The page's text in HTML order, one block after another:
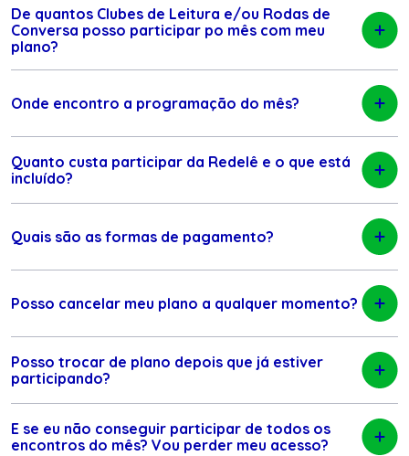
De quantos Clubes de Leitura e/ou Rodas de
Conversa posso participar po mês com meu
plano?
Onde encontro a programação do mês?
Quanto custa participar da Redelê e o que está
incluído?
Quais são as formas de pagamento?
Posso cancelar meu plano a qualquer momento?
Posso trocar de plano depois que já estiver
participando?
E se eu não conseguir participar de todos os
encontros do mês? Vou perder meu acesso?